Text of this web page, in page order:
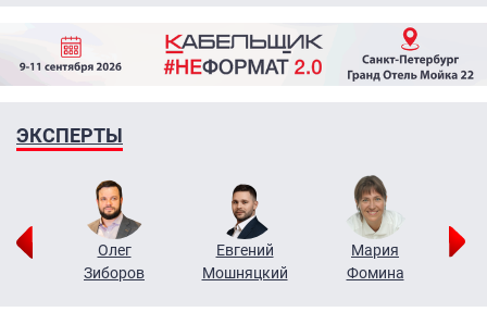
ЭКСПЕРТЫ
Олег
Зиборов
Евгений
Мошняцкий
Мария
Фомина